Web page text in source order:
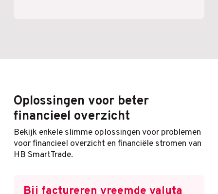
Oplossingen voor beter
financieel overzicht
Bekijk enkele slimme oplossingen voor problemen
voor financieel overzicht en financiële stromen van
HB SmartTrade.